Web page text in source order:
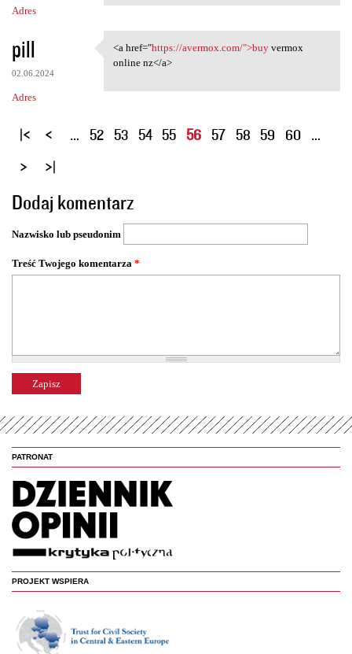
Adres
pill
02.06.2024
Adres
<a href="https://avermox.com/
<a href="https://avermox.com/">buyvermox
online nz</a>
S
o
n
y
… 52 53 54 55 56 57 58 59 60 …
Dodaj komentarz
Nazwisko lub pseudonim
Treść Twojego komentarza *
PATRONAT
PROJEKT WSPIERA